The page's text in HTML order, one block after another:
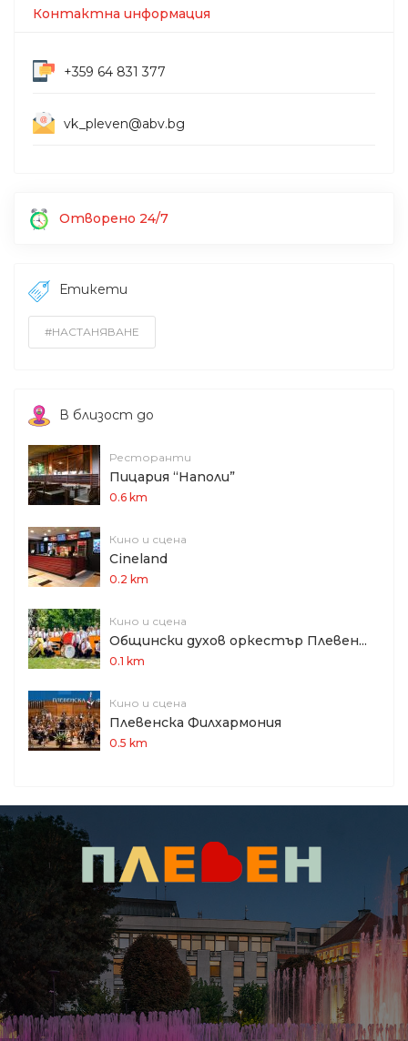
Контактна информация
+359 64 831 377
vk_pleven@abv.bg
Отворено 24/7
Етикети
#НАСТАНЯВАНЕ
В близост до
Ресторанти
Пицария “Наполи”
0.6 km
Кино и сцена
Cineland
0.2 km
Кино и сцена
Общински духов оркестър Плевен...
0.1 km
Кино и сцена
Плевенска Филхармония
0.5 km